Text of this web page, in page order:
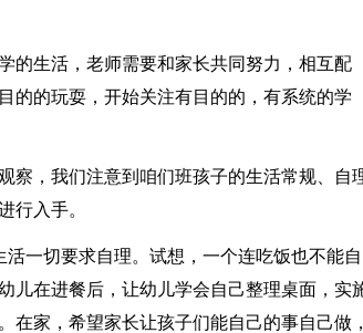
的生活，老师需要和家长共同努力，相互配
的的玩耍，开始关注有目的的，有系统的学
察，我们注意到咱们班孩子的生活常规、自
行入手。
一切要求自理。试想，一个连吃饭也不能自
儿在进餐后，让幼儿学会自己整理桌面，实
家，希望家长让孩子们能自己的事自己做，